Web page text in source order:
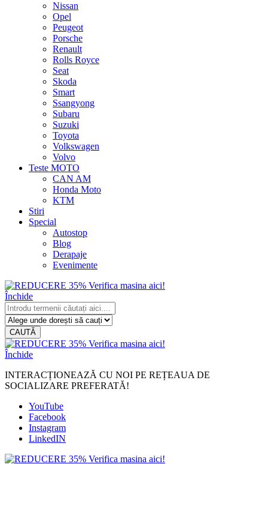
Nissan
Opel
Peugeot
Porsche
Renault
Rolls Royce
Seat
Skoda
Smart
Ssangyong
Subaru
Suzuki
Toyota
Volkswagen
Volvo
Teste MOTO
CAN AM
Honda Moto
KTM
Stiri
Special
Autostop
Blog
Derapaje
Evenimente
Închide
CAUTĂ
Închide
INTERACȚIONEAZĂ CU NOI PE REȚEAUA DE
SOCIALIZARE PREFERATĂ!
YouTube
Facebook
Instagram
LinkedIN